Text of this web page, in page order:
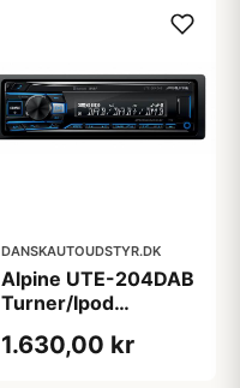
DANSKAUTOUDSTYR.DK
Alpine UTE-204DAB
Turner/Ipod
1.630,00 kr